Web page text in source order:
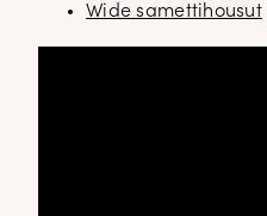
Wide samettihousut